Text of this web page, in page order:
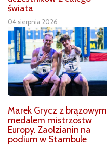
świata
04 sierpnia 2026
Marek Grycz z brązowym
medalem mistrzostw
Europy. Zaolzianin na
podium w Stambule